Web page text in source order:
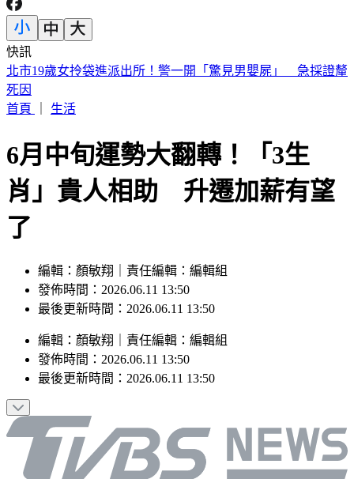
快訊
伊朗獅子大開口？「全面開放荷莫茲」條件曝 要美同意終戰
並撤軍
首頁
生活
6月中旬運勢大翻轉！「3生
肖」貴人相助 升遷加薪有望
了
編輯：顏敏翔｜責任編輯：編輯組
發佈時間：2026.06.11 13:50
最後更新時間：2026.06.11 13:50
編輯 ： 顏敏翔 責任編輯 ： 編輯組
發佈時間： 2026.06.11 13:50
最後更新時間： 2026.06.11 13:50